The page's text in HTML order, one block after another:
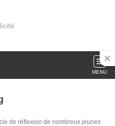
MENU
de réflexion de nombreux jeunes